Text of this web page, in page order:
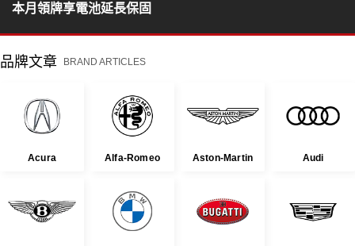
本月領牌享電池延長保固
品牌文章 BRAND ARTICLES
Acura Alfa-Romeo Aston-Martin Audi